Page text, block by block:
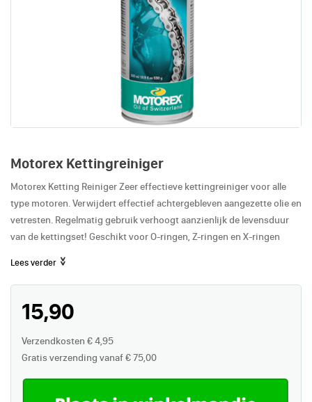
Motorex Kettingreiniger
Motorex Ketting Reiniger Zeer effectieve kettingreiniger voor alle
type motoren. Verwijdert effectief achtergebleven aangezette olie en
vetresten. Regelmatig gebruik verhoogt aanzienlijk de levensduur
van de kettingset! Geschikt voor O-ringen, Z-ringen en X-ringen
Lees verder
15,90
Verzendkosten € 4,95
Gratis verzending vanaf € 75,00